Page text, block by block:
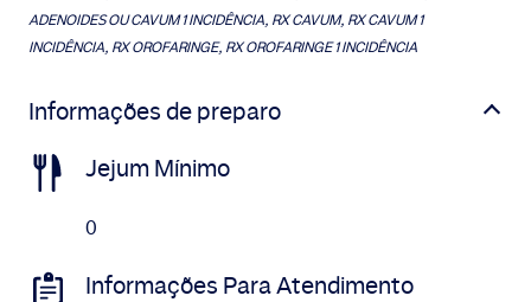
ADENOIDES OU CAVUM 1 INCIDÊNCIA, RX CAVUM, RX CAVUM 1
INCIDÊNCIA, RX OROFARINGE, RX OROFARINGE 1 INCIDÊNCIA
Informações de preparo
Jejum Mínimo
0
Informações Para Atendimento